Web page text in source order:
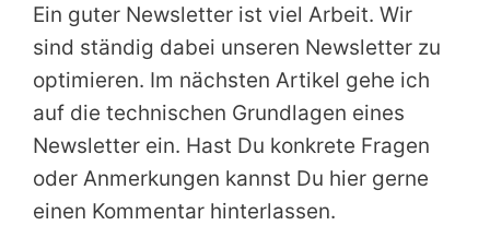
Ein guter Newsletter ist viel Arbeit. Wir
sind ständig dabei unseren Newsletter zu
optimieren. Im nächsten Artikel gehe ich
auf die technischen Grundlagen eines
Newsletter ein. Hast Du konkrete Fragen
oder Anmerkungen kannst Du hier gerne
einen Kommentar hinterlassen.